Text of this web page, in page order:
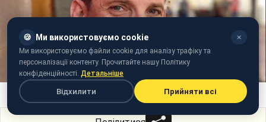
Фото: Виталий Портников (facebook.com/portnikov)
🍪 Ми використовуємо cookie ✕
Ми використовуємо файли cookie для аналізу трафіку та
персоналізації контенту. Прочитайте нашу Політику
конфіденційності. Детальніше
Відхилити Прийняти всі